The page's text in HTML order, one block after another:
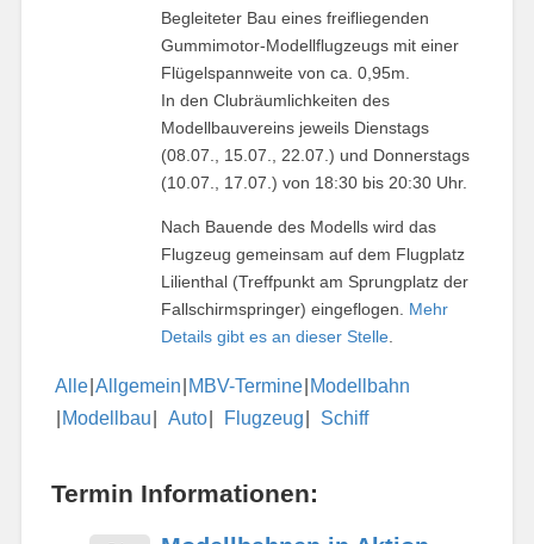
Begleiteter Bau eines freifliegenden
Gummimotor-Modellflugzeugs mit einer
Flügelspannweite von ca. 0,95m.
In den Clubräumlichkeiten des
Modellbauvereins jeweils Dienstags
(08.07., 15.07., 22.07.) und Donnerstags
(10.07., 17.07.) von 18:30 bis 20:30 Uhr.
Nach Bauende des Modells wird das
Flugzeug gemeinsam auf dem Flugplatz
Lilienthal (Treffpunkt am Sprungplatz der
Fallschirmspringer) eingeflogen. Mehr
Details gibt es an dieser Stelle
Alle Allgemein MBV-Termine Modellbahn
Modellbau
Auto Flugzeug Schiff
Termin Informationen: